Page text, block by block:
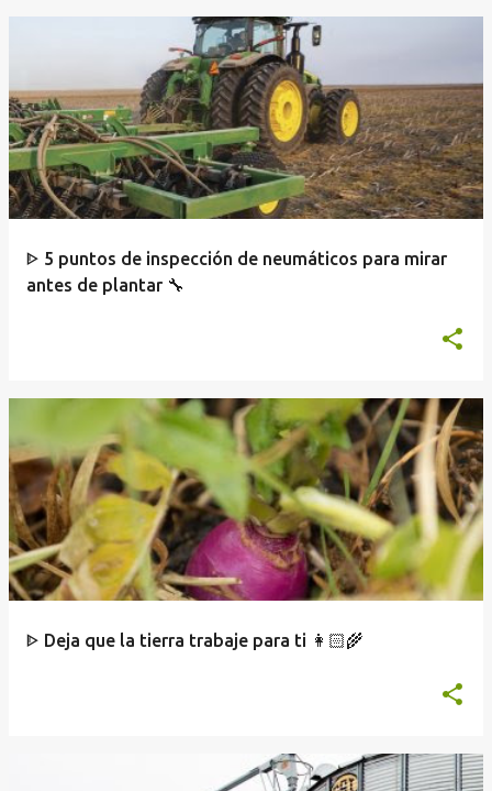
ᐈ 5 puntos de inspección de neumáticos para mirar
antes de plantar 🔧
ᐈ Deja que la tierra trabaje para ti 👩🏻‍🌾